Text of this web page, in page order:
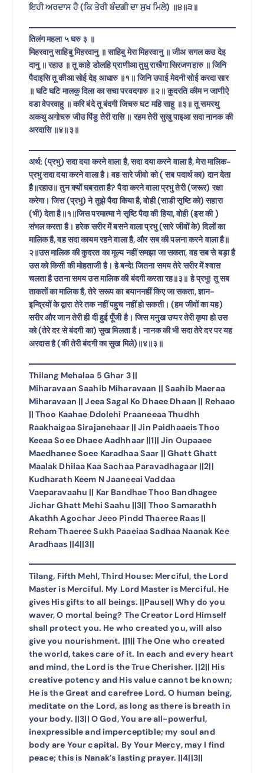
ਇਹੀ ਅਰਦਾਸ ਹੈ (ਕਿ ਤੇਰੀ ਬੰਦਗੀ ਦਾ ਸੁਖ ਮਿਲੇ) ॥੪॥੩॥
तिलंग महला ५ घरु ३ ॥
मिहरवानु साहिबु मिहरवानु ॥ साहिबु मेरा मिहरवानु ॥ जीअ सगल कउ देइ
दानु ॥ रहाउ ॥ तू काहे डोलहि प्राणीआ तुधु राखैगा सिरजणहारु ॥ जिनि
पैदाइसि तू कीआ सोई देइ आधारु ॥१॥ जिनि उपाई मेदनी सोई करदा सार
॥ घटि घटि मालकु दिला का सचा परवदगारु ॥२॥ कुदरति कीम न जाणीऐ
वडा वेपरवाहु ॥ करि बंदे तू बंदगी जिचरु घट महि साहु ॥३॥ तू समरथु
अकथु अगोचरु जीउ पिंडु तेरी रासि ॥ रहम तेरी सुखु पाइआ सदा नानक की
अरदासि ॥४॥३॥
अर्थ: (प्रभु) सदा दया करने वाला है, सदा दया करने वाला है, मेरा मालिक-
प्रभु सदा दया करने वाला है। वह सारे जीवो को ( सब पदार्थ का) दान देता
है॥रहाउ॥ तुन क्यों घबराता है? पैदा करने वाला प्रभु तेरी (जरूर) रक्षा
करेगा। जिस (प्रभु) ने तुझे पैदा किया है, वोही (साडी सृष्टि को) सहारा
(भी) देता है॥१॥जिस परमात्मा ने सृष्टि पैदा की हिया, वोही (इस की )
संभल करता है। हरेक सरीर में बसने वाला प्रभु (सारे जीवों के) दिलों का
मालिक है, वह सदा कायम रहने वाला है, और सब की पलना करने वाला है॥
२॥उस मालिक की कुदरत का मूल्य नहीं समझा जा सकता, वह सब से बड़ा है
उस को किसी की मोहताजी है। हे बन्दे! जितना समय तेरे सरीर में श्वास
चलता है उतना समय उस मालिक की बंदगी करता रह॥३॥ हे प्रभु! तू सब
ताकतों का मालिक है, तेरे सरूप का बयाननहीं किए जा सकता, ज्ञान-
इन्द्रियों के द्वारा तेरे तक नहीं पहुच नहीं हो सकती। (हम जीवों का यह)
सरीर और जान तेरी ही दी हुई पूँजी है। जिस मनुख उप्पर तेरी कृपा हो उस
को (तेरे दर से बंदगी का) सुख मिलता है। नानक की भी सदा तेरे दर पर यह
अरदास है (की तेरी बंदगी का सुख मिले)॥४॥३॥
Thilang Mehalaa 5 Ghar 3 ||
Miharavaan Saahib Miharavaan || Saahib Maeraa
Miharavaan || Jeea Sagal Ko Dhaee Dhaan || Rehaao
|| Thoo Kaahae Ddolehi Praaneeaa Thudhh
Raakhaigaa Sirajanehaar || Jin Paidhaaeis Thoo
Keeaa Soee Dhaee Aadhhaar ||1|| Jin Oupaaee
Maedhanee Soee Karadhaa Saar || Ghatt Ghatt
Maalak Dhilaa Kaa Sachaa Paravadhagaar ||2||
Kudharath Keem N Jaaneeai Vaddaa
Vaeparavaahu || Kar Bandhae Thoo Bandhagee
Jichar Ghatt Mehi Saahu ||3|| Thoo Samarathh
Akathh Agochar Jeeo Pindd Thaeree Raas ||
Reham Thaeree Sukh Paaeiaa Sadhaa Naanak Kee
Aradhaas ||4||3||
Tilang, Fifth Mehl, Third House: Merciful, the Lord
Master is Merciful. My Lord Master is Merciful. He
gives His gifts to all beings. ||Pause|| Why do you
waver, O mortal being? The Creator Lord Himself
shall protect you. He who created you, will also
give you nourishment. ||1|| The One who created
the world, takes care of it. In each and every heart
and mind, the Lord is the True Cherisher. ||2|| His
creative potency and His value cannot be known;
He is the Great and carefree Lord. O human being,
meditate on the Lord, as long as there is breath in
your body. ||3|| O God, You are all-powerful,
inexpressible and imperceptible; my soul and
body are Your capital. By Your Mercy, may I find
peace; this is Nanak’s lasting prayer. ||4||3||